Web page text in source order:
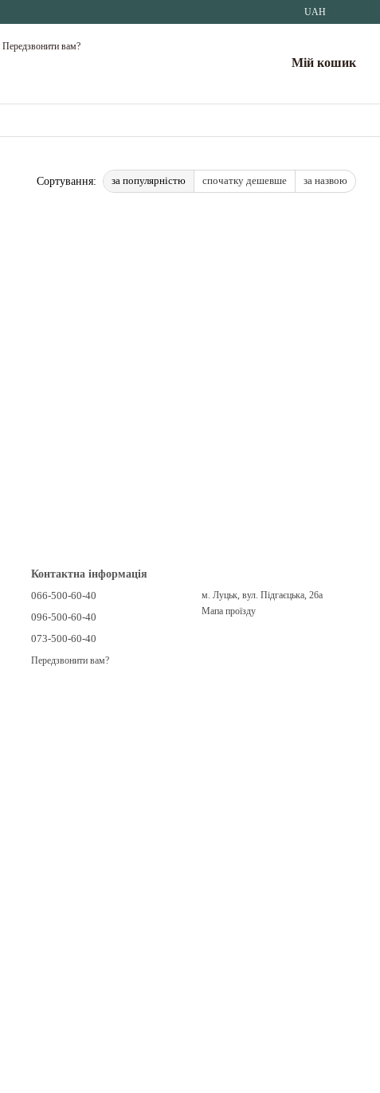
UAH
Передзвонити вам?
Мій кошик
Сортування: за популярністю спочатку дешевше за назвою
Контактна інформація
066-500-60-40
096-500-60-40
073-500-60-40
Передзвонити вам?
м. Луцьк, вул. Підгаєцька, 26а
Мапа проїзду